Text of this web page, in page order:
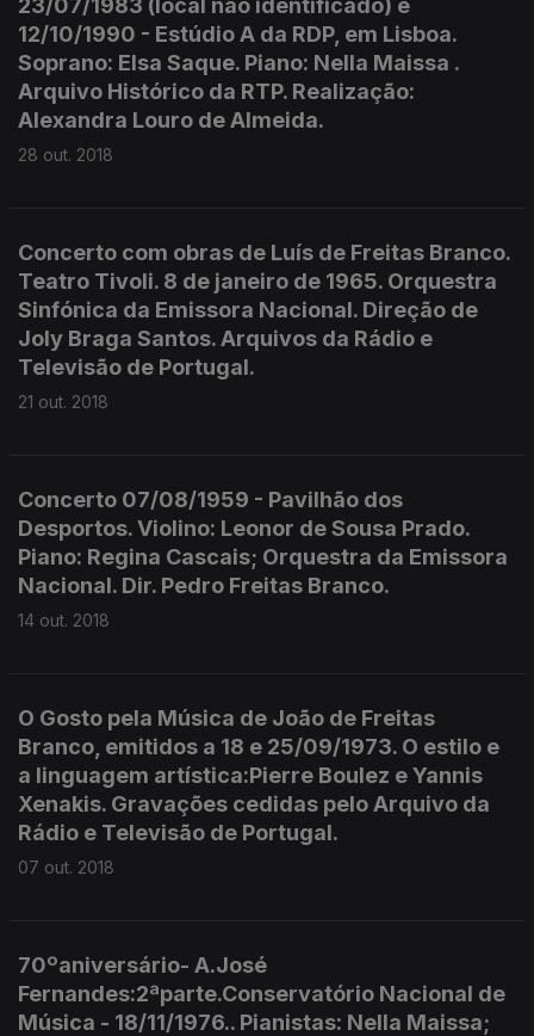
23/07/1983 (local não identificado) e
12/10/1990 - Estúdio A da RDP, em Lisboa.
Soprano: Elsa Saque. Piano: Nella Maissa .
Arquivo Histórico da RTP. Realização:
Alexandra Louro de Almeida.
28 out. 2018
Concerto com obras de Luís de Freitas Branco.
Teatro Tivoli. 8 de janeiro de 1965. Orquestra
Sinfónica da Emissora Nacional. Direção de
Joly Braga Santos. Arquivos da Rádio e
Televisão de Portugal.
21 out. 2018
Concerto 07/08/1959 - Pavilhão dos
Desportos. Violino: Leonor de Sousa Prado.
Piano: Regina Cascais; Orquestra da Emissora
Nacional. Dir. Pedro Freitas Branco.
14 out. 2018
O Gosto pela Música de João de Freitas
Branco, emitidos a 18 e 25/09/1973. O estilo e
a linguagem artística:Pierre Boulez e Yannis
Xenakis. Gravações cedidas pelo Arquivo da
Rádio e Televisão de Portugal.
07 out. 2018
70ºaniversário- A.José
Fernandes:2ªparte.Conservatório Nacional de
Música - 18/11/1976.. Pianistas: Nella Maissa;